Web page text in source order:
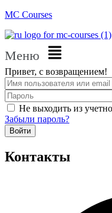
MC Courses
Меню
Привет, с возвращением!
Не выходить из
Забыли пароль?
Войти
Контакты